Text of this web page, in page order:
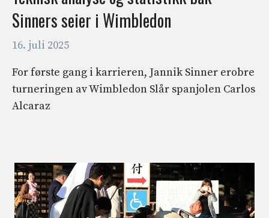
Sinners seier i Wimbledon
16. juli 2025
For første gang i karrieren, Jannik Sinner erobre
turneringen av Wimbledon Slår spanjolen Carlos
Alcaraz